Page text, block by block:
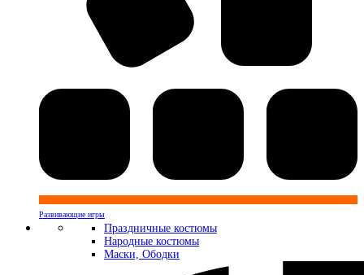
Развивающие игры
Праздничные костюмы
Народные костюмы
Маски, Ободки